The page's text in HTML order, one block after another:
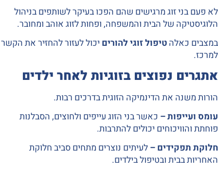
לא פעם בני זוג מרגישים שהם הפכו בעיקר לשותפים בניהול
הלוגיסטיקה של הבית והמשפחה, ופחות לזוג אוהב ומחובר.
במצבים כאלהטיפול זוגי להורים יכול לעזור להחזיר את הקשר
למרכז.
אתגרים נפוצים בזוגיות לאחר ילדים
הורות משנה את הדינמיקה הזוגית בדרכים רבות.
עומס ועייפות – כאשר בני הזוג עייפים ולחוצים, הסבלנות
פוחתת והוויכוחים יכולים להתרבות.
חלוקת תפקידים –לעיתים נוצרים מתחים סביב חלוקת
האחריות בבית ובטיפול בילדים.